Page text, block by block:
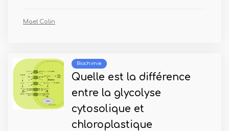
Mael Colin
Biochimie
Quelle est la différence
entre la glycolyse
cytosolique et
chloroplastique